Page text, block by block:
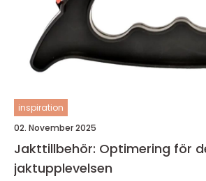
inspiration
02. November 2025
Jakttillbehör: Optimering för
jaktupplevelsen